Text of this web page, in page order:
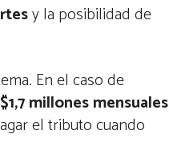
y la posibilidad de
En el caso de
millones mensuales
el tributo cuando